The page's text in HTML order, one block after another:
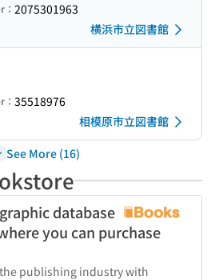
2075301963
横浜市立図書館
35518976
相模原市立図書館
See More (16)
database
you can purchase
publishing industry with